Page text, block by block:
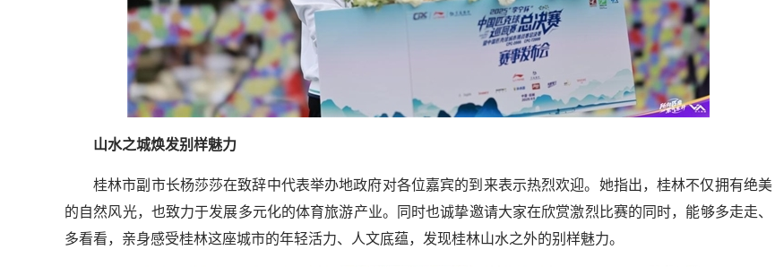
山水之城焕发别样魅力
桂林市副市长杨莎莎在致辞中代表举办地政府对各位嘉宾的到来表示热烈欢迎。她指出，桂林不仅拥有绝美
的自然风光，也致力于发展多元化的体育旅游产业。同时也诚挚邀请大家在欣赏激烈比赛的同时，能够多走走、
多看看，亲身感受桂林这座城市的年轻活力、人文底蕴，发现桂林山水之外的别样魅力。
轻舟试验飞船发布首批科学与工程成果